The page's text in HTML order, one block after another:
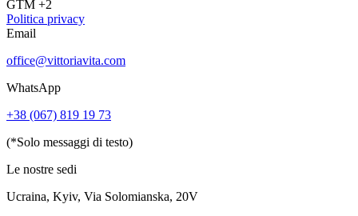
GTM +2
Politica privacy
Email
office@vittoriavita.com
WhatsApp
+38 (067) 819 19 73
(*Solo messaggi di testo)
Le nostre sedi
Ucraina, Kyiv, Via Solomianska, 20V